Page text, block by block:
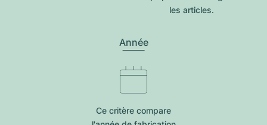
les articles.
Année
Ce critère compare